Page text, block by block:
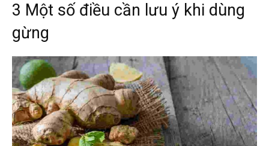
3 Một số điều cần lưu ý khi dùng
gừng